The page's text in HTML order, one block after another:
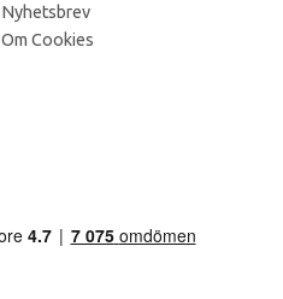
Nyhetsbrev
Om Cookies